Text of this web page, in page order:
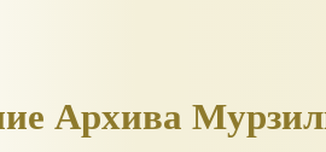
Архива